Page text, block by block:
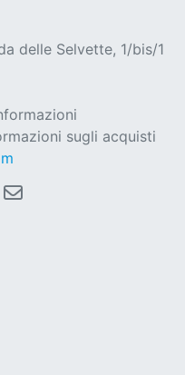
delle Selvette, 1/bis/1
sugli acquisti